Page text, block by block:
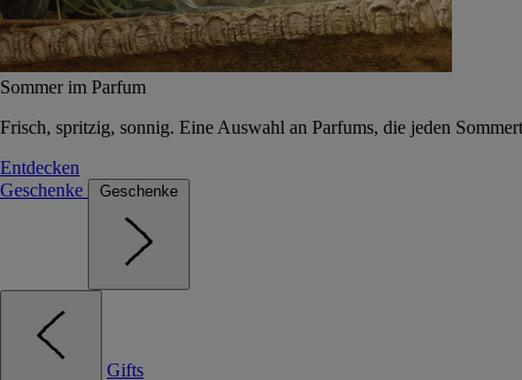
Sommer im Parfum
Frisch, spritzig, sonnig. Eine Auswahl an Parfums, die jeden
Entdecken
Geschenke
Geschenke
Gifts